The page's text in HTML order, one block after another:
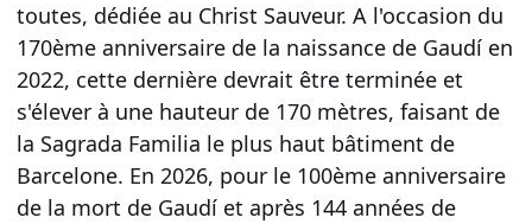
toutes, dédiée au Christ Sauveur. A l'occasion du
170ème anniversaire de la naissance de Gaudí en
2022, cette dernière devrait être terminée et
s'élever à une hauteur de170 mètres, faisant de
la Sagrada Familia le plus haut bâtiment de
Barcelone. En 2026, pour le 100ème anniversaire
de la mort de Gaudí et après 144 années de